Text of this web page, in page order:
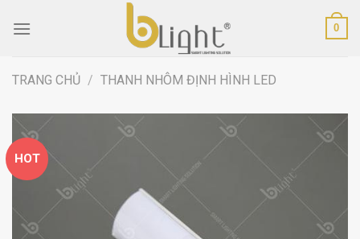
0
TRANG CHỦ / THANH NHÔM ĐỊNH HÌNH LED
HOT